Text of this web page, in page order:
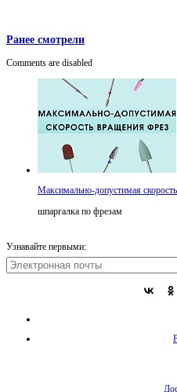
Ранее смотрели
Comments are disabled
Максимально-допустимая
шпаргалка по фрезам
Узнавайте первыми: